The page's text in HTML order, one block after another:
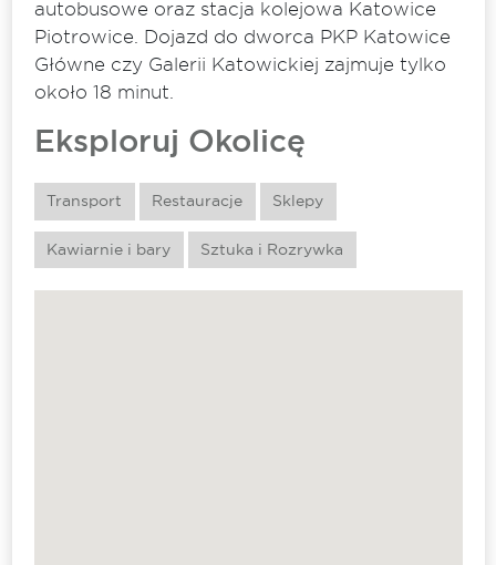
autobusowe oraz stacja kolejowa Katowice
Piotrowice. Dojazd do dworca PKP Katowice
Główne czy Galerii Katowickiej zajmuje tylko
około 18 minut.
Eksploruj Okolicę
Transport Restauracje Sklepy
Kawiarnie i bary Sztuka i Rozrywka